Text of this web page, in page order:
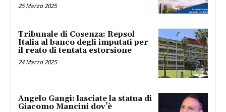
25 Marzo 2025
Tribunale di Cosenza: Repsol
Italia al banco degli imputati per
il reato di tentata estorsione
24 Marzo 2025
Angelo Gangi: lasciate la statua di
Giacomo Mancini dov’è